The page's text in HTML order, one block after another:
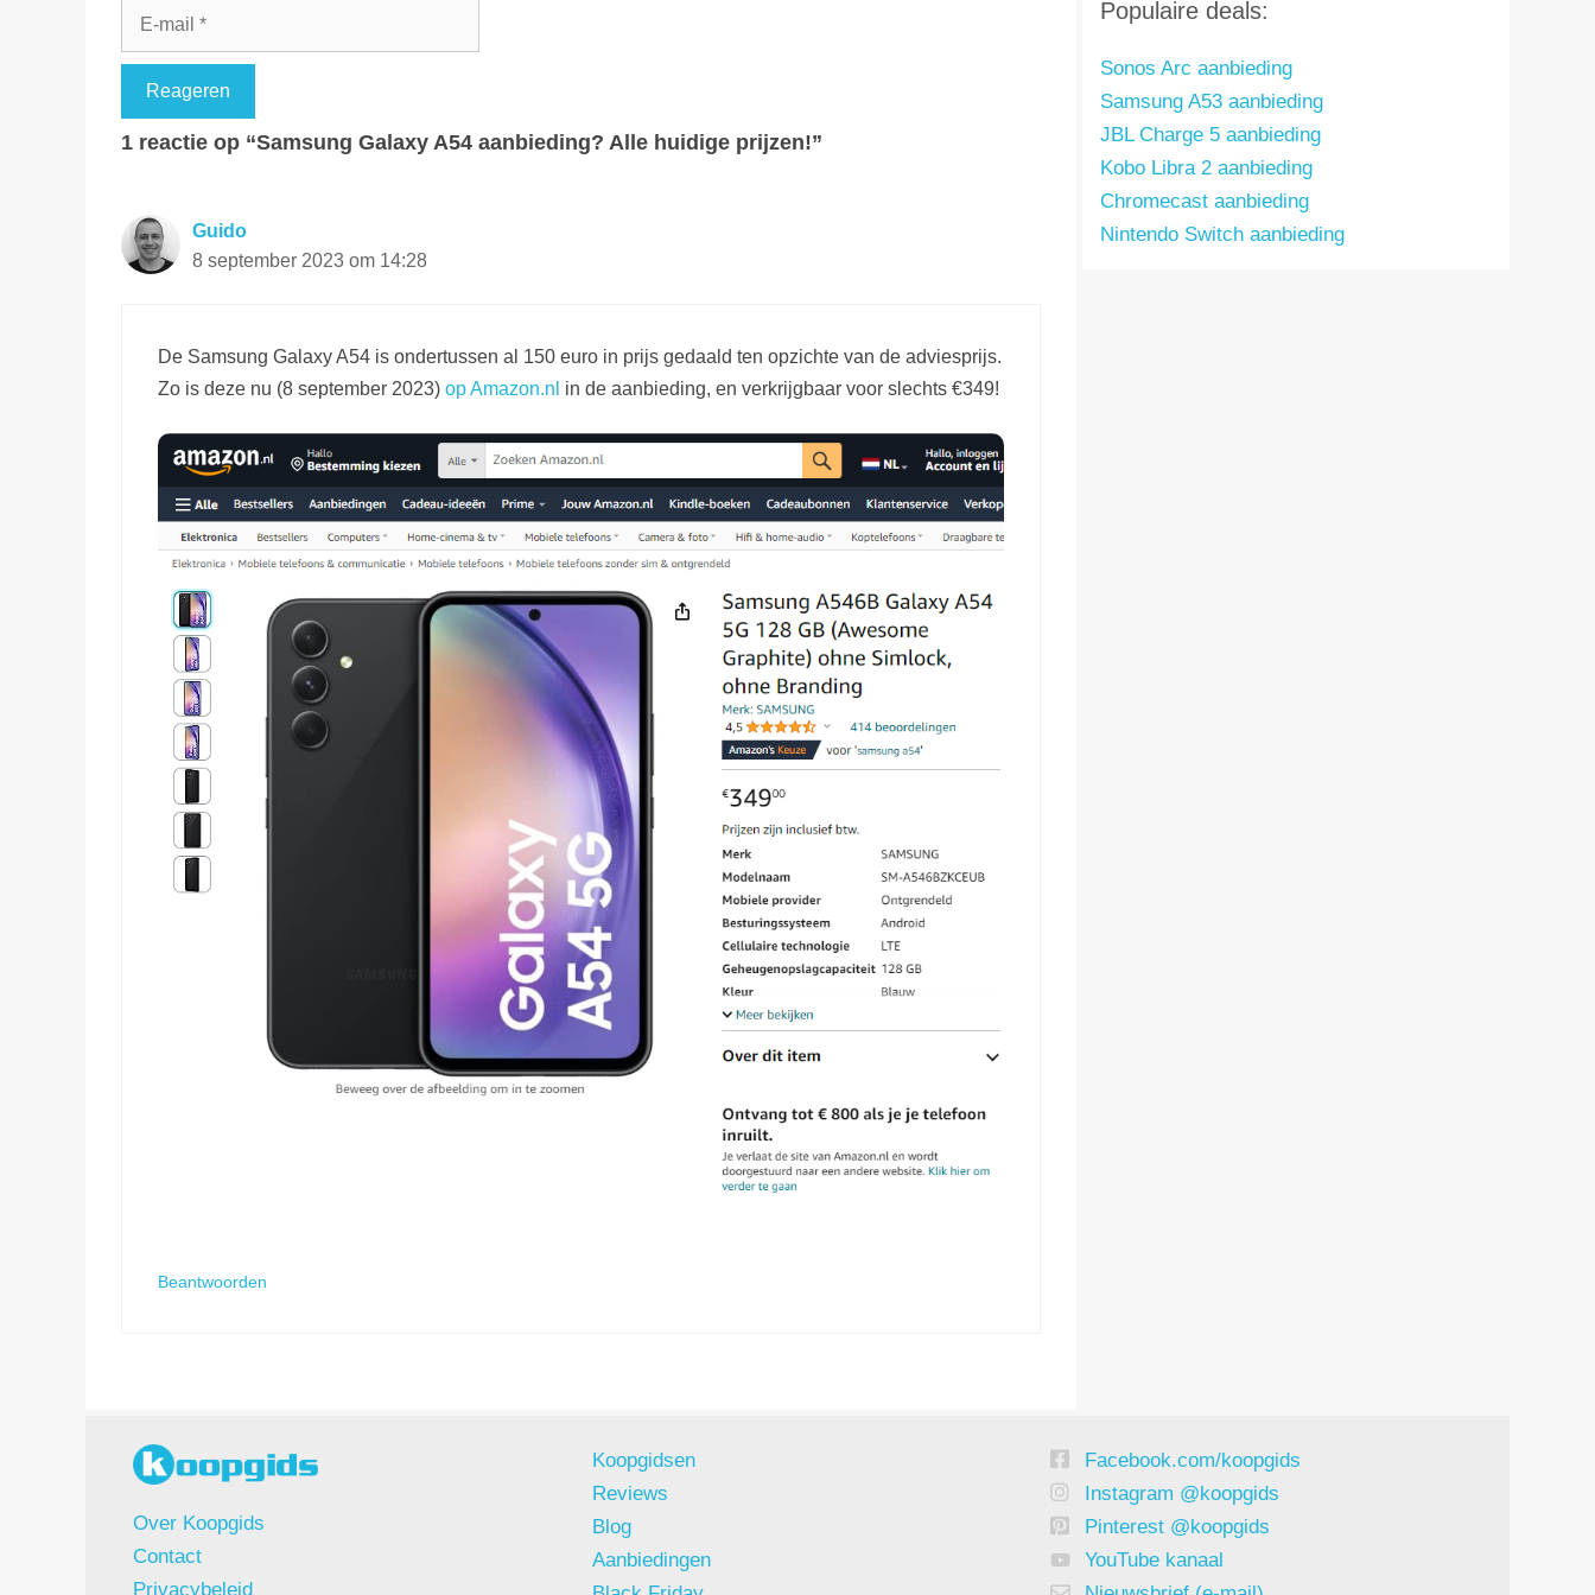
1 reactie op “Samsung Galaxy A54 aanbieding? Alle huidige prijzen!”
Guido
8 september 2023 om 14:28
De Samsung Galaxy A54 is ondertussen al 150 euro in prijs gedaald ten opzichte van de adviesprijs.
Zo is deze nu (8 september 2023) op Amazon.nl in de aanbieding, en verkrijgbaar voor slechts €349!
Beantwoorden
Populaire deals:
Sonos Arc aanbieding
Samsung A53 aanbieding
JBL Charge 5 aanbieding
Kobo Libra 2 aanbieding
Chromecast aanbieding
Nintendo Switch aanbieding
Over Koopgids
Contact
Privacybeleid
Koopgidsen
Reviews
Blog
Aanbiedingen
Facebook.com/koopgids
Instagram @koopgids
Pinterest @koopgids
YouTube kanaal